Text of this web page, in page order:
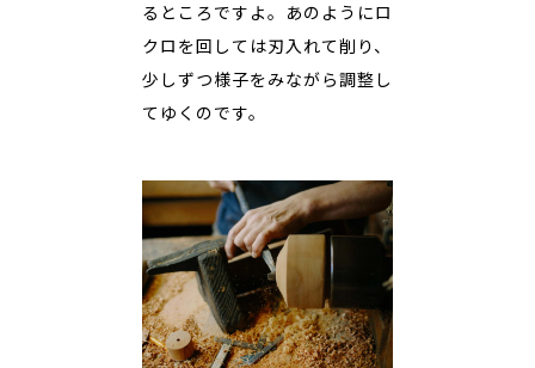
るところですよ。あのようにロ
クロを回しては刃入れて削り、
少しずつ様子をみながら調整し
てゆくのです。